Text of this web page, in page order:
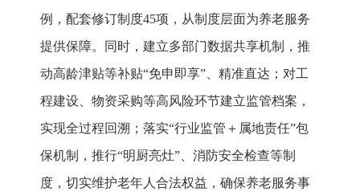
例，配套修订制度45项，从制度层面为养老服务
提供保障。同时，建立多部门数据共享机制，推
动高龄津贴等补贴“免申即享”、精准直达；对工
程建设、物资采购等高风险环节建立监管档案，
实现全过程回溯；落实“行业监管＋属地责任”包
保机制，推行“明厨亮灶”、消防安全检查等制
度，切实维护老年人合法权益，确保养老服务事